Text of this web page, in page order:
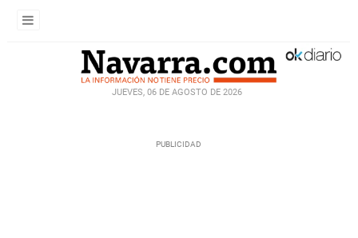
JUEVES, 06 DE AGOSTO DE 2026